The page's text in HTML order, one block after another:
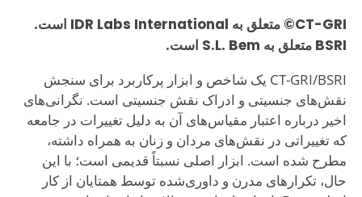
CT-GRI© متعلق به IDR Labs International است.
BSRI متعلق به S.L. Bem است.
CT-GRI/BSRI یک شاخص و ابزار پرکاربرد برای سنجش
نقش‌های جنسیتی و ادراک نقش جنسیتی است. نگرانی‌های
اخیر درباره اعتبار مقیاس‌های آن به دلیل تغییرات در جامعه
که تغییراتی در نقش‌های مردان و زنان به همراه داشته،
مطرح شده است. ابزار اصلی نسبتاً قدیمی است؛ با این
حال، تکرارهای مدرن و داوری‌شده توسط همتایان از کار